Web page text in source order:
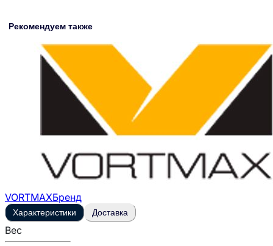
Рекомендуем также
VORTMAXБренд
Характеристики Доставка
Вес